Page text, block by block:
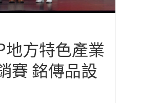
地方特色產業
賽 銘傳品設